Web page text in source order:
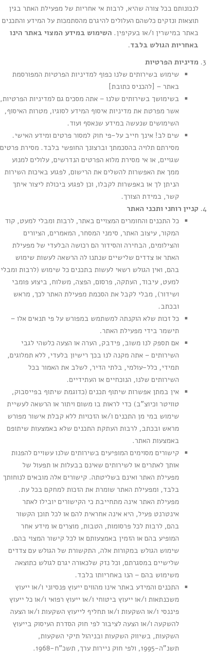
לנכונותם בכל צורה שהיא, לרבות אי אחריות של מפעילת האתר בגין
תוצאות ונזקים כלשהם העלולים להיגרם מהסתמכות על המידע והתכנים
באתר במישרין ו/או בעקיפין. השימוש במידע המצוי באתר הינו
באחריות הגולש בלבד.
מדיניות הפרטיות
שימוש בשירותים שלנו כפוף למדיניות הפרטיות המפורסמת
באתר – [להכניס כתובת]
בשימושך בשירותים שלנו – אתה מסכים גם למדיניות הפרטיות,
אשר מפרטת את מדיניות איסוף המידע לסוגיו, מטרות האיסוף,
השימושים שנעשה במידע שנאסף ועוד.
שים לב! אינך חייב על-פי חוק למסור פרטים ומידע האישי.
מסירתם תלויה בהסכמתך וברצונך החופשי בלבד. מסירת פרטים
שגויים, או אי מסירת מלוא הפרטים הנדרשים, עלולים למנוע
ממך את האפשרות להשלים את הרישום, לפגוע באיכות השירות
הניתן לך או באפשרות לקבלו, וכן לפגוע ביכולת ליצור איתך
קשר, במידת הצורך.
קניין רוחני ותכני האתר
כל התכנים והחומרים המצויים באתר, לרבות ומבלי למעט, קוד
המקור, עיצוב האתר, סימני המסחר, המאמרים, הציורים
והצילומים, הבחירה והסידור הם רכושה הבלעדי של מפעילת
האתר או צדדים שלישיים שנתנו לה הרשאה לעשות שימוש
בהם, ואין הגולש רשאי לעשות בתכנים כל שימוש (לרבות ומבלי
למעט, עיבוד, העתקה, פרסום, הפצה, משלוח, ביצוע פומבי
ושידור), מבלי לקבל את הסכמת מפעילת האתר לכך, מראש
ובכתב.
כל זכות שלא הוקנתה למשתמש במפורש על פי תנאים אלו –
תישמר בידי מפעילת האתר.
אם תספק לנו משוב, פידבק, הערה או הצעה כלשהי לגבי
השירותים – אתה מקנה לנו בכך רישיון בלעדי, ללא תמלוגים,
תמידי, כלל-עולמי, בלתי הדיר, לשלב את האמור בכל
השירותים שלנו, הנוכחיים או העתידיים.
אין במתן אפשרות שיתוף תכנים (כדוגמת שיתוף בפייסבוק,
טוויטר וכיוצ"ב) כדי לראות בו משום ויתור או הרשאה לעשיית
שימוש במי מן התכנים ו/או הזכויות ללא קבלת אישור מפורש
מראש ובכתב, לרבות העתקת התכנים שלא באמצעות שיתופם
באמצעות האתר.
קישורים מסוימים המופיעים בשירותים שלנו עשויים להפנות
אותך לאתרים או לשירותים שאינם בבעלות או תפעול של
מפעילת האתר ואינם בשליטתה. קישורים אלה מובאים לנוחותך
בלבד, ומפעילת האתר שומרת את הזכות למחקם בכל עת.
מפעילת האתר אינה מתחייבת כי הקישורים יובילו לאתר
אינטרנט פעיל, היא אינה אחראית להם או לכל תוכן הקשור
בהם, לרבות לכל פרסומות, הטבות, מוצרים או מידע אחר
המופיע בהם או הזמין באמצעותם או לכל קישור המצוי בהם.
שימוש הגולש במקורות אלה, התקשורת של הגולש עם צדדים
שלישיים במסגרתם, וכל נזק שלכאורה יגרם לגולש כתוצאה
משימוש בהם – הנו באחריותו בלבד.
התכנים והמידע באתר אינו מהווים ייעוץ פנסיוני ו/או ייעוץ
משכנתאות ו/או ייעוץ ביטוחי ו/או ייעוץ רפואי ו/או כל ייעוץ
פיננסי ו/או השקעות ו/או תחליף לייעוץ השקעות ו/או הצעה
להשקעה ו/או הצעה לציבור לפי חוק הסדרת העיסוק בייעוץ
השקעות, בשיווק השקעות ובניהול תיקי השקעות,
תשנ"ה-1995, ולפי חוק ניירות ערך, תשכ"ח-1968.